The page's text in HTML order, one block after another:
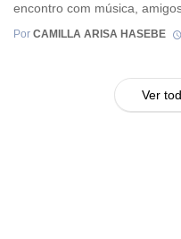
encontro com música,
Por CAMILLA ARISA HASEBE
Ver